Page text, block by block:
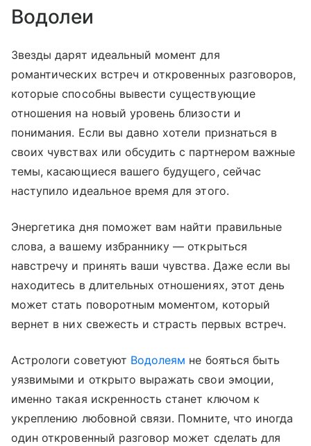
Водолеи
Звезды дарят идеальный момент для
романтических встреч и откровенных разговоров,
которые способны вывести существующие
отношения на новый уровень близости и
понимания. Если вы давно хотели признаться в
своих чувствах или обсудить с партнером важные
темы, касающиеся вашего будущего, сейчас
наступило идеальное время для этого.
Энергетика дня поможет вам найти правильные
слова, а вашему избраннику — открыться
навстречу и принять ваши чувства. Даже если вы
находитесь в длительных отношениях, этот день
может стать поворотным моментом, который
вернет в них свежесть и страсть первых встреч.
Астрологи советуют Водолеям не бояться быть
уязвимыми и открыто выражать свои эмоции,
именно такая искренность станет ключом к
укреплению любовной связи. Помните, что иногда
один откровенный разговор может сделать для